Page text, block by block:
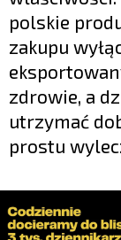
polskie
zakupu
zdrowie, a
utrzymać
prostu